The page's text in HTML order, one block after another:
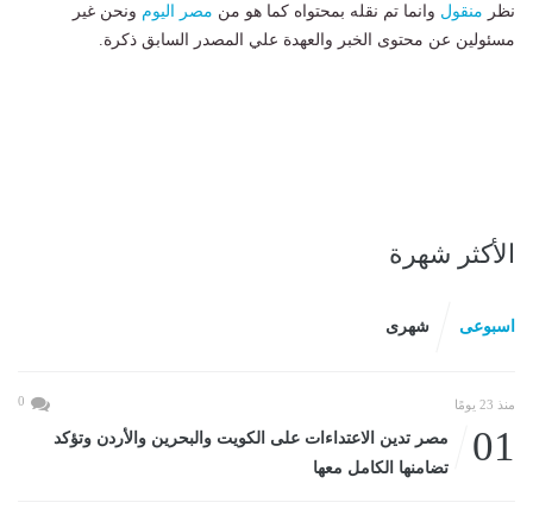
نظر منقول وانما تم نقله بمحتواه كما هو من مصر اليوم ونحن غير
مسئولين عن محتوى الخبر والعهدة علي المصدر السابق ذكرة.
الأكثر شهرة
اسبوعى شهرى
منذ 23 يومًا 0
01
مصر تدين الاعتداءات على الكويت والبحرين والأردن وتؤكد
تضامنها الكامل معها